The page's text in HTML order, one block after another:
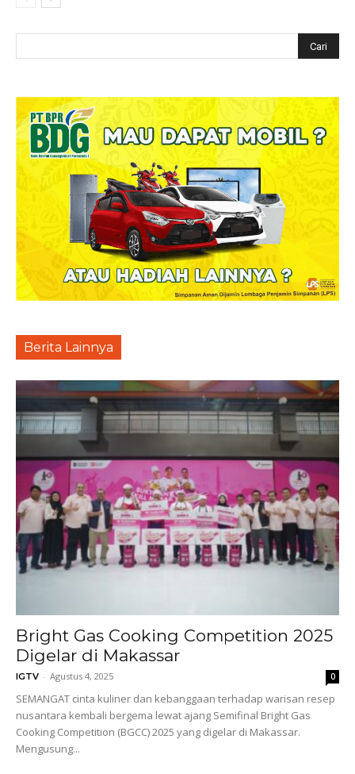
Berita Lainnya
Bright Gas Cooking Competition 2025
Digelar di Makassar
IGTV - Agustus 4, 2025 0
SEMANGAT cinta kuliner dan kebanggaan terhadap warisan resep
nusantara kembali bergema lewat ajang Semifinal Bright Gas
Cooking Competition (BGCC) 2025 yang digelar di Makassar.
Mengusung...